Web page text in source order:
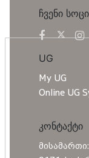
ჩვენი
UG
My UG
Online UG
კონტაქტი